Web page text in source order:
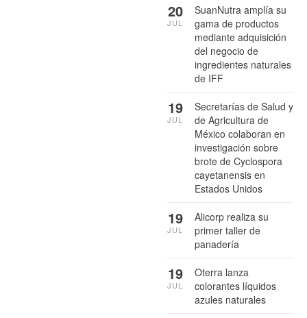
SuanNutra amplía su
gama de productos
mediante adquisición
del negocio de
ingredientes naturales
de IFF
20
JUL
Secretarías de Salud y
de Agricultura de
México colaboran en
investigación sobre
brote de Cyclospora
cayetanensis en
Estados Unidos
19
JUL
Alicorp realiza su
primer taller de
panadería
19
JUL
Oterra lanza
colorantes líquidos
azules naturales
19
JUL